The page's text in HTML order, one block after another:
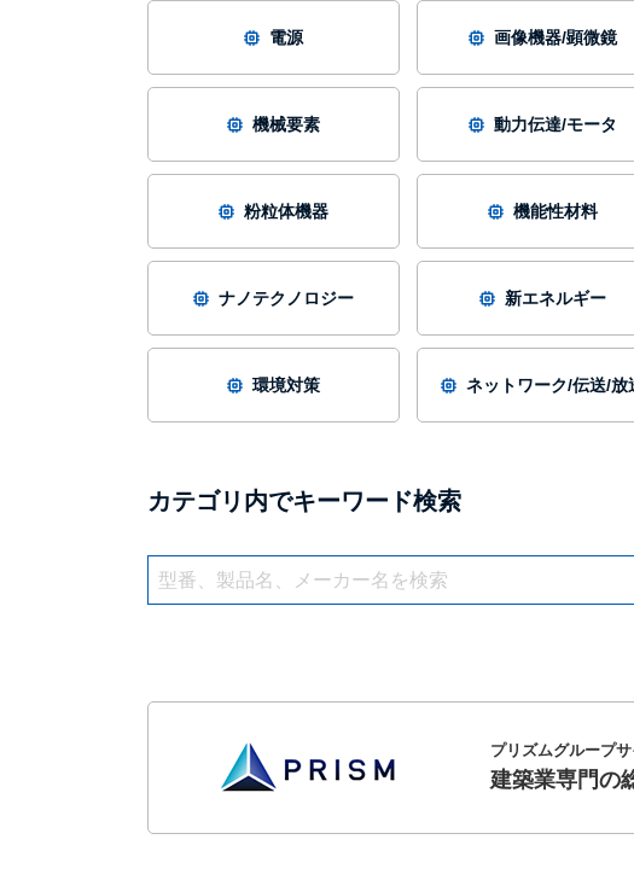
電源 画像機器/顕微鏡
機械要素 動力伝達/モータ
粉粒体機器 機能性材料
ナノテクノロジー 新エネルギー
環境対策 ネットワーク/伝送/放
カテゴリ内でキーワード検索
プリズムグループサ
建築業専門の